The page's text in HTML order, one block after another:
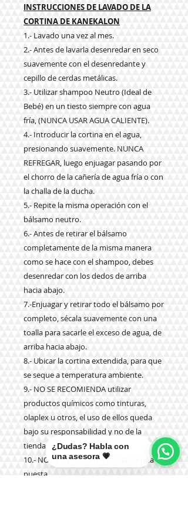
INSTRUCCIONES DE LAVADO DE LA
CORTINA DE KANEKALON
1.- Lavado una vez al mes.
2.- Antes de lavarla desenredar en seco
suavemente con el desenredante y
cepillo de cerdas metálicas.
3.- Utilizar shampoo Neutro (Ideal de
Bebé) en un tiesto siempre con agua
fría, (NUNCA USAR AGUA CALIENTE).
4.- Introducir la cortina en el agua,
presionando suavemente. NUNCA
REFREGAR, luego enjuagar pasando por
el chorro de la cañería de agua fría o con
la challa de la ducha.
5.- Repite la misma operación con el
bálsamo neutro.
6.- Antes de retirar el bálsamo
completamente de la misma manera
como se hace con el shampoo, debes
desenredar con los dedos de arriba
hacia abajo.
7.-Enjuagar y retirar todo el bálsamo por
completo, sécala suavemente con una
toalla para sacarle el exceso de agua, de
arriba hacia abajo.
8.- Ubicar la cortina extendida, para que
se seque a temperatura ambiente.
9.- NO SE RECOMIENDA utilizar
productos químicos como tinturas,
olaplex u otros, el uso de ellos queda
bajo su responsabilidad y no de la
tienda.
10.- NO SE DEBE dormir con la cortina
puesta.
¿Dudas? Habla con
una asesora 💗